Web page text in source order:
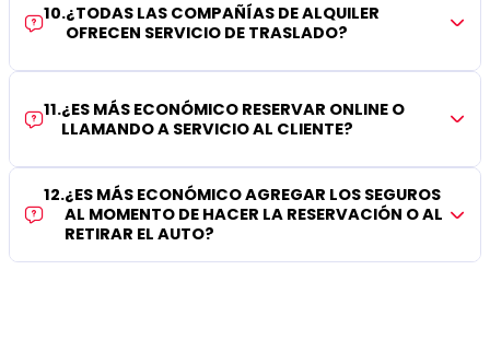
10.¿TODAS LAS COMPAÑÍAS DE ALQUILER
OFRECEN SERVICIO DE TRASLADO?
11.¿ES MÁS ECONÓMICO RESERVAR ONLINE O
LLAMANDO A SERVICIO AL CLIENTE?
12.¿ES MÁS ECONÓMICO AGREGAR LOS SEGUROS
AL MOMENTO DE HACER LA RESERVACIÓN O AL
RETIRAR EL AUTO?